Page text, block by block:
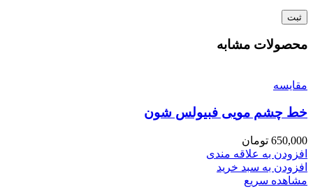
محصولات مشابه
مقایسه
خط چشم مویی فبیولس شون
650,000 تومان
افزودن به علاقه مندی
افزودن به سبد خرید
مشاهده سریع